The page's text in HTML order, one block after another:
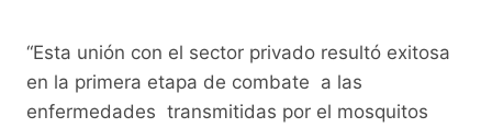
“Esta unión con el sector privado resultó exitosa
en la primera etapa de combate a las
enfermedades transmitidas por el mosquitos